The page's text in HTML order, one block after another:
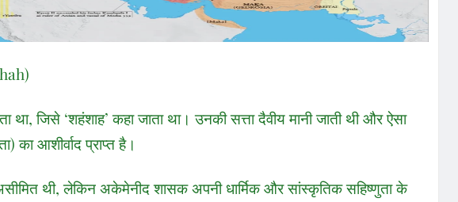
जिसे ‘शहंशाह’ कहा जाता था। उनकी सत्ता दैवीय मानी जाती थी और ऐसा
का आशीर्वाद प्राप्त है।
थी, लेकिन अकेमेनीद शासक अपनी धार्मिक और सांस्कृतिक सहिष्णुता के